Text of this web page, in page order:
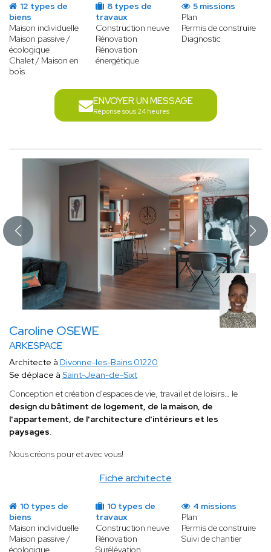
12 types de
biens
Maison individuelle
Maison passive /
écologique
Chalet / Maison en
bois
8 types de
travaux
Construction neuve
Rénovation
Rénovation
énergétique
5 missions
Plan
Permis de construire
Diagnostic
ENVOYER UN MESSAGE
Réponse sous 24 heures
Caroline OSEWE
ARKESPACE
Fiche architecte
Architecte à Divonne-les-Bains 01220
Se déplace à Saint-Jean-de-Sixt
Conception et création d'espaces de vie, travail et de loisirs… le
design du bâtiment de logement, de la maison, de
l'appartement, de l'architecture d'intérieurs et les
paysages.
Nous créons pour et avec vous!
10 types de
biens
Maison individuelle
Maison passive /
écologique
10 types de
travaux
Construction neuve
Rénovation
Surélévation
4 missions
Plan
Permis de construire
Suivi de chantier